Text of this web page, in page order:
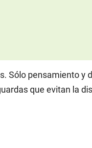
Sólo pensamiento y
que evitan la